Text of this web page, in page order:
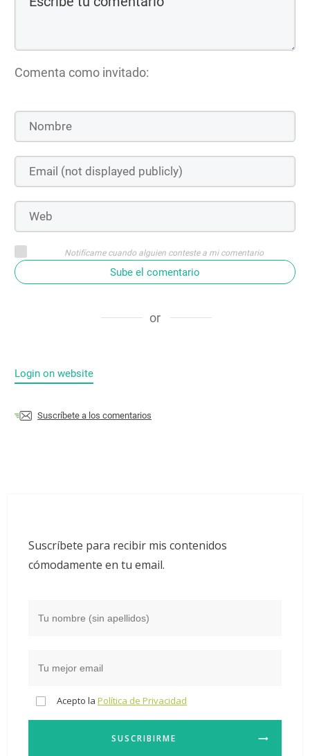
Comenta como invitado:
Notifícame cuando alguien conteste a mi comentario
Sube el comentario
or
Login on website
Suscríbete a los comentarios
Suscríbete para recibir mis contenidos
cómodamente en tu email.
Acepto la Política de Privacidad
SUSCRIBIRME